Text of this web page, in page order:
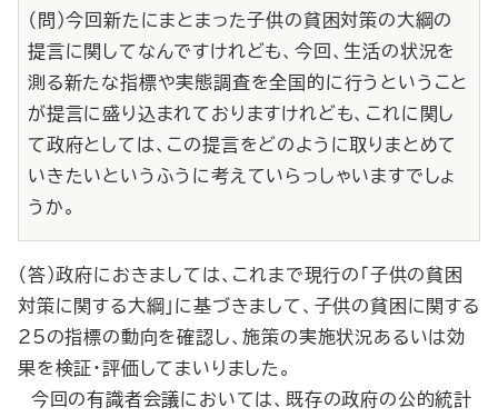
（問）今回新たにまとまった子供の貧困対策の大綱の
提言に関してなんですけれども、今回、生活の状況を
測る新たな指標や実態調査を全国的に行うということ
が提言に盛り込まれておりますけれども、これに関し
て政府としては、この提言をどのように取りまとめて
いきたいというふうに考えていらっしゃいますでしょ
うか。
（答）政府におきましては、これまで現行の「子供の貧困
対策に関する大綱」に基づきまして、子供の貧困に関する
25の指標の動向を確認し、施策の実施状況あるいは効
果を検証・評価してまいりました。
今回の有識者会議においては、既存の政府の公的統計